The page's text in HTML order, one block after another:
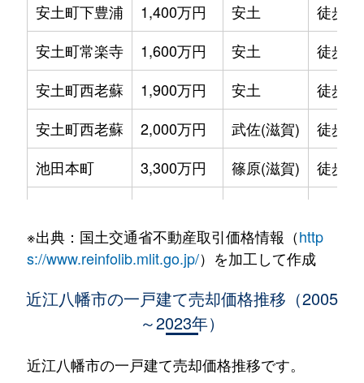
安土町下豊浦
1,400万円 安土
徒歩
安土町常楽寺
1,600万円 安土
徒歩6
安土町西老蘇
1,900万円 安土
徒歩
安土町西老蘇
2,000万円 武佐(滋賀)
徒歩
池田本町
3,300万円 篠原(滋賀)
徒歩
池田町
900万円 近江八幡
徒歩
1,900万円
上田町
2,900万円 近江八幡
※出典：国土交通省不動産取引価格情報（http
s://www.reinfolib.mlit.go.jp/）を加工して作成
近江八幡市の一戸建て売却価格推移（2005
～2023年）
近江八幡市の一戸建て売却価格推移です。